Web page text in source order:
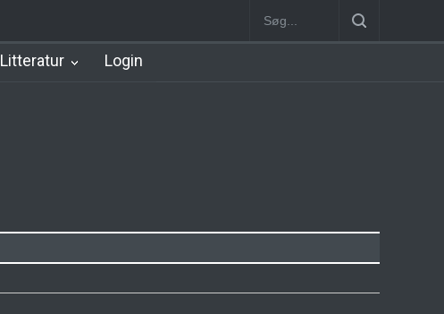
Nørrebro B Station [1886-1930] Nørrebro A Station
Litteratur Login